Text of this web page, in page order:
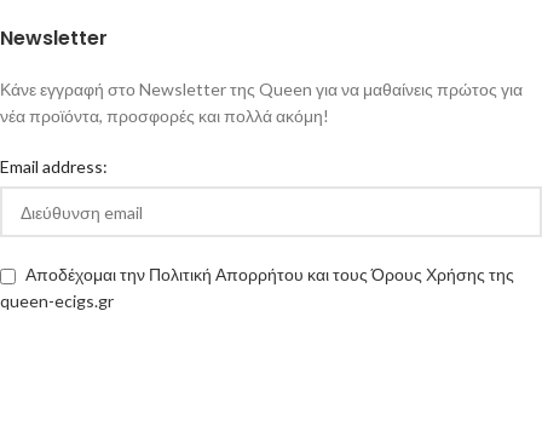
Newsletter
Κάνε εγγραφή στο Newsletter της Queen για να μαθαίνεις πρώτος για
νέα προϊόντα, προσφορές και πολλά ακόμη!
Email address:
Αποδέχομαι την Πολιτική Απορρήτου και τους Όρους Χρήσης της
queen-ecigs.gr